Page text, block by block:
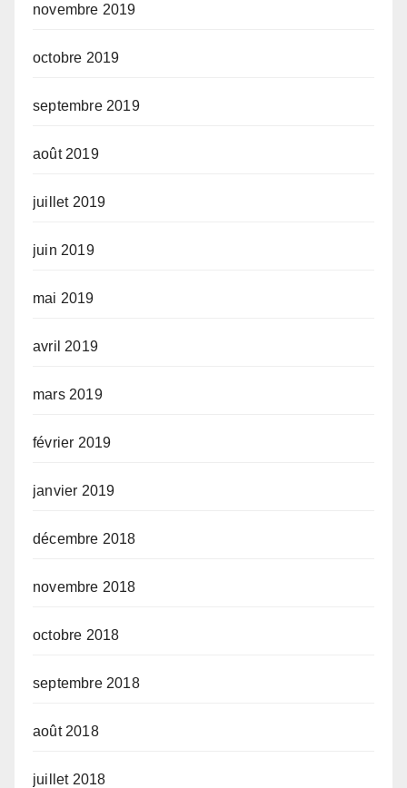
novembre 2019
octobre 2019
septembre 2019
août 2019
juillet 2019
juin 2019
mai 2019
avril 2019
mars 2019
février 2019
janvier 2019
décembre 2018
novembre 2018
octobre 2018
septembre 2018
août 2018
juillet 2018